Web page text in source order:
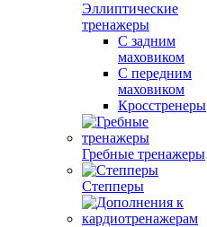
Эллиптические
тренажеры
С задним
маховиком
С передним
маховиком
Кросстренеры
Гребные тренажеры
Степперы